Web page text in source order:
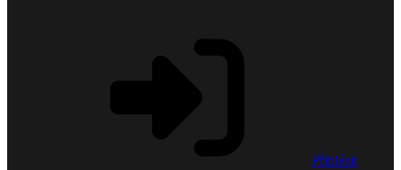
Přihlásit